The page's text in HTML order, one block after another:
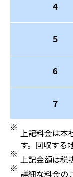
４
５
６
７
上記料金は本
す。回収する
上記金額は税
詳細な料金の